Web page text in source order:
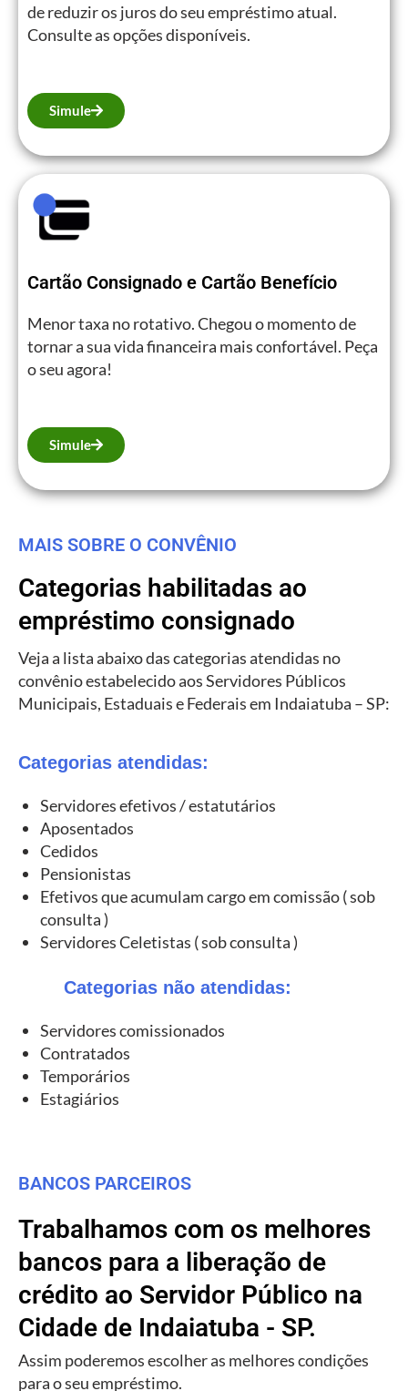
de reduzir os juros do seu empréstimo atual.
Consulte as opções disponíveis.
Simule
Cartão Consignado e Cartão Benefício
Menor taxa no rotativo. Chegou o momento de
tornar a sua vida financeira mais confortável. Peça
o seu agora!
Simule
MAIS SOBRE O CONVÊNIO
Categorias habilitadas ao
empréstimo consignado
Veja a lista abaixo das categorias atendidas no
convênio estabelecido aos Servidores Públicos
Municipais, Estaduais e Federais em Indaiatuba – SP:
Categorias atendidas:
Servidores efetivos / estatutários
Aposentados
Cedidos
Pensionistas
Efetivos que acumulam cargo em comissão ( sob
consulta )
Servidores Celetistas ( sob consulta )
Categorias não atendidas:
Servidores comissionados
Contratados
Temporários
Estagiários
BANCOS PARCEIROS
Trabalhamos com os melhores
bancos para a liberação de
crédito ao Servidor Público na
Cidade de Indaiatuba - SP.
Assim poderemos escolher as melhores condições
para o seu empréstimo.